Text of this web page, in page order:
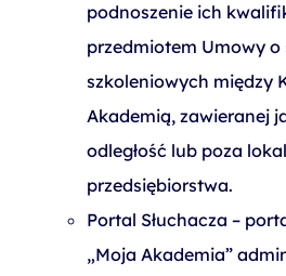
podnoszenie ich
przedmiotem Umowy o
szkoleniowych między
Akademią, zawieranej
odległość lub poza
przedsiębiorstwa.
Portal Słuchacza –
„Moja Akademia”